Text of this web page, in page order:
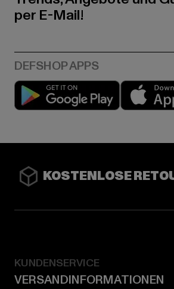
per E-Mail!
Play market
KOSTENLOSE
KUNDENSERVICE
VERSANDINFORMATIONEN